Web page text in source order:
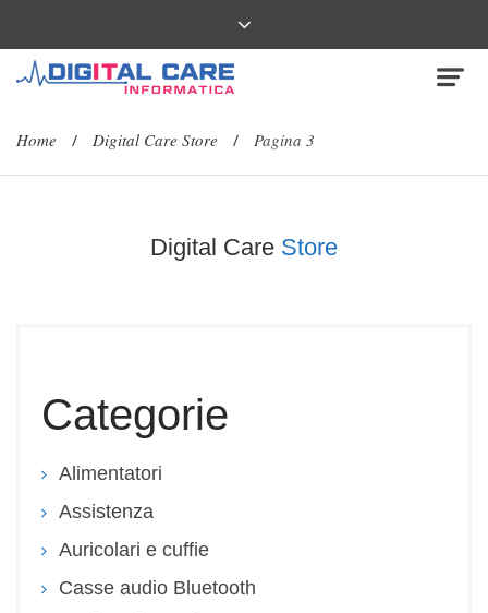
Home / Digital Care Store / Pagina 3
Digital Care Store
Categorie
Alimentatori
Assistenza
Auricolari e cuffie
Casse audio Bluetooth